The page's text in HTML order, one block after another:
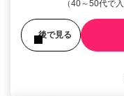
（40～50代で
後で見る